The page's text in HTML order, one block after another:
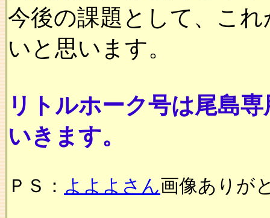
今後の課題として、こ
いと思います。
リトルホーク号は尾島
いきます。
ＰＳ： よよよさん画像ありが